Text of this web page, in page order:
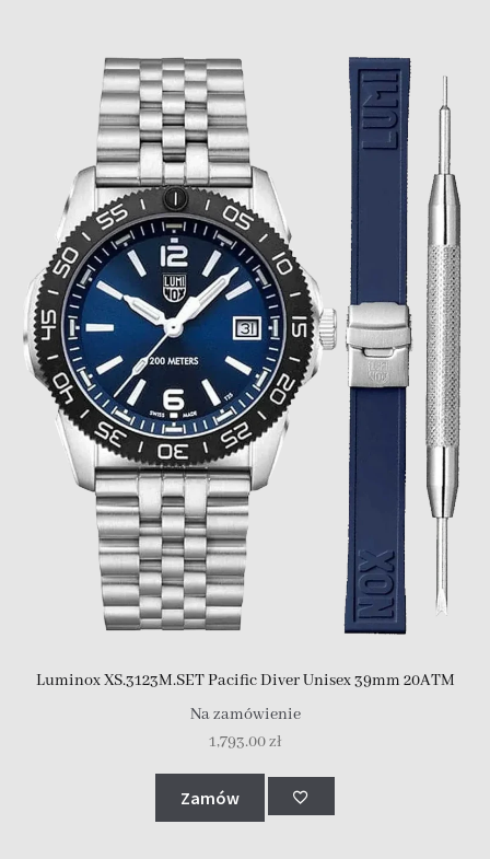
Luminox XS.3123M.SET Pacific Diver Unisex 39mm 20ATM
Na zamówienie
1,793.00zł
Zamów